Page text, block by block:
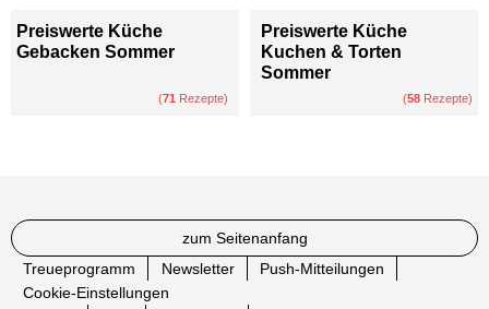
Preiswerte Küche
Gebacken Sommer
(71 Rezepte)
Preiswerte Küche
Kuchen & Torten
Sommer
(58 Rezepte)
zum Seitenanfang
Treueprogramm
Newsletter
Push-Mitteilungen
Cookie-Einstellungen